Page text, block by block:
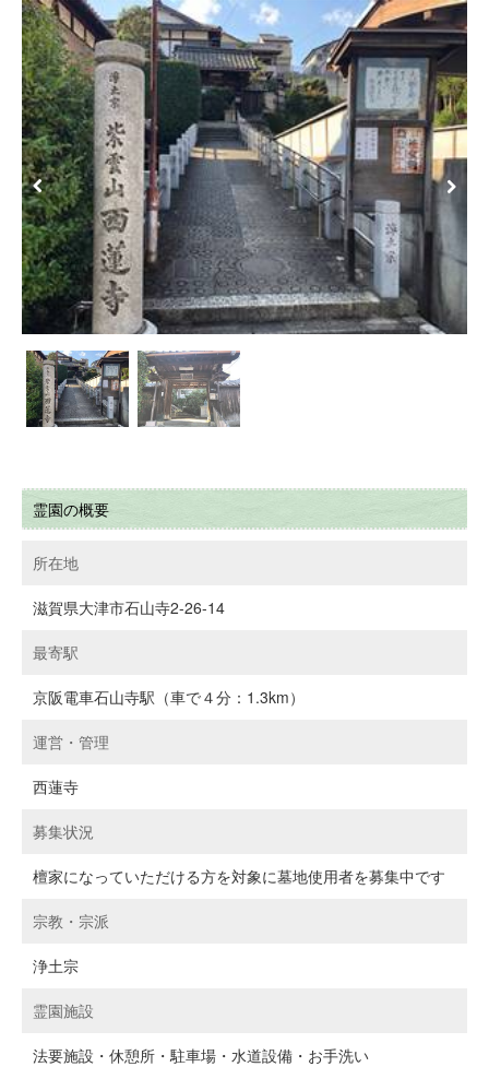
Previous Next
霊園の概要
所在地
滋賀県大津市石山寺2-26-14
最寄駅
京阪電車石山寺駅（車で４分：1.3km）
運営・管理
西蓮寺
募集状況
檀家になっていただける方を対象に墓地使用者を募集中です
宗教・宗派
浄土宗
霊園施設
法要施設・休憩所・駐車場・水道設備・お手洗い